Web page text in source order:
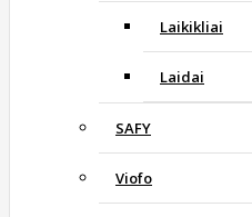
Laikikliai
Laidai
SAFY
Viofo